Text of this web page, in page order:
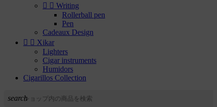
  Writing
Rollerball pen
Pen
Cadeaux Design
  Xikar
Lighters
Cigar instruments
Humidors
Cigarillos Collection
search